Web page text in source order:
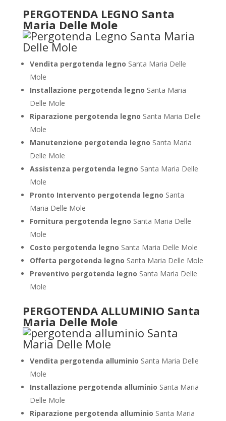
PERGOTENDA LEGNO Santa
Maria Delle Mole
Vendita pergotenda legno Santa Maria Delle
Mole
Installazione pergotenda legno Santa Maria
Delle Mole
Riparazione pergotenda legno Santa Maria Delle
Mole
Manutenzione pergotenda legno Santa Maria
Delle Mole
Assistenza pergotenda legno Santa Maria Delle
Mole
Pronto Intervento pergotenda legno Santa
Maria Delle Mole
Fornitura pergotenda legno Santa Maria Delle
Mole
Costo pergotenda legno Santa Maria Delle Mole
Offerta pergotenda legno Santa Maria Delle Mole
Preventivo pergotenda legno Santa Maria Delle
Mole
PERGOTENDA ALLUMINIO Santa
Maria Delle Mole
Vendita pergotenda alluminio Santa Maria Delle
Mole
Installazione pergotenda alluminio Santa Maria
Delle Mole
Riparazione pergotenda alluminio Santa Maria